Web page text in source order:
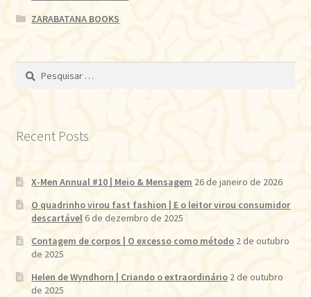
ZARABATANA BOOKS
Pesquisar
Recent Posts
X-Men Annual #10 | Meio & Mensagem 26 de janeiro de 2026
O quadrinho virou fast fashion | E o leitor virou consumidor
descartável6 de dezembro de 2025
Contagem de corpos | O excesso como método 2 de outubro
de 2025
Helen de Wyndhorn | Criando o extraordinário 2 de outubro
de 2025